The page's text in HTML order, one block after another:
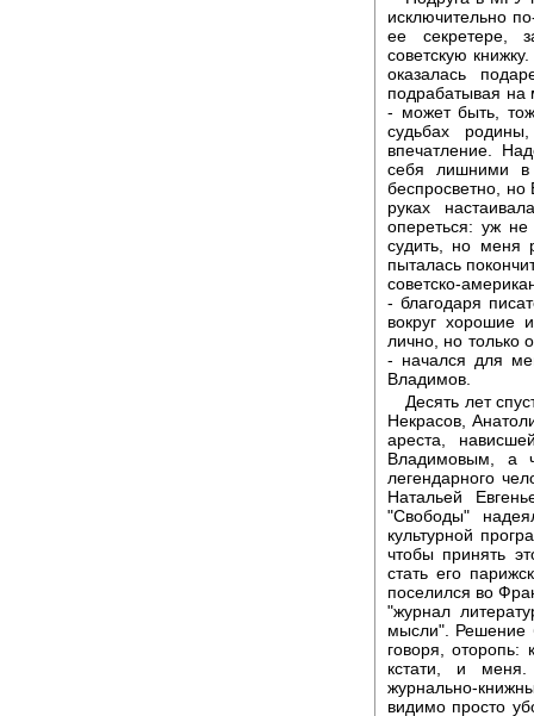
исключительно
ее секретере,
советскую
оказалась
подрабатывая на
- может быть,
судьбах
впечатление.
себя лишними в
беспросветно, но
руках
опереться: уж
судить, но меня
пыталась
советско-
- благодаря
вокруг хорошие
лично, но только
- начался для
Владимов.
Десять лет
Некрасов,
ареста,
Владимовым, а
легендарного
Натальей
"Свободы"
культурной
чтобы принять
стать его
поселился во
"журнал
мысли". Решение
говоря, оторопь:
кстати, и
журнально-
видимо просто